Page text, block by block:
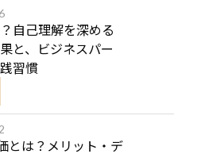
自己理解を深める
と、ビジネスパー
習慣
とは？メリット・デ